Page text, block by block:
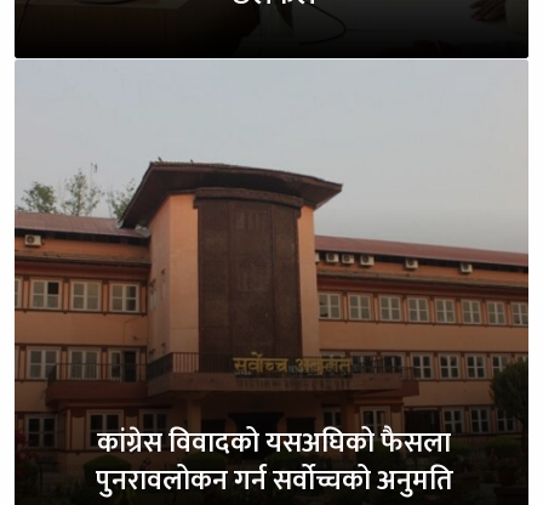
कांग्रेस विवादको यसअघिको फैसला
पुनरावलोकन गर्न सर्वोच्चको अनुमति